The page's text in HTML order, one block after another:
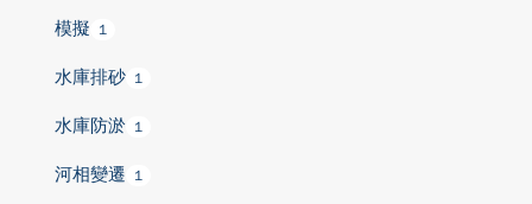
模擬 1
水庫排砂 1
水庫防淤 1
河相變遷 1